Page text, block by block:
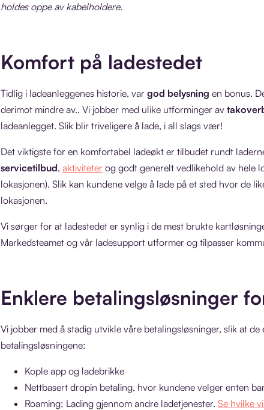
holdes oppe av kabelholdere.
Komfort på ladestedet
Tidlig i ladeanleggenes historie, var god belysning en bonus.
derimot mindre av.. Vi jobber med ulike utforminger av
ladeanlegget. Slik blir triveligere å lade, i all slags vær!
Det viktigste for en komfortabel ladeøkt er tilbudet rundt
servicetilbud, aktiviteter og godt generelt vedlikehold av hele
lokasjonen). Slik kan kundene velge å lade på et sted hvor de
lokasjonen.
Vi sørger for at ladestedet er synlig i de mest brukte
Markedsteamet og vår ladesupport utformer og tilpasser
Enklere betalingsløsninger
Vi jobber med å stadig utvikle våre betalingsløsninger, slik at
betalingsløsningene:
Kople app og ladebrikke
Nettbasert dropin betaling, hvor kundene velger enten
Roaming; Lading gjennom andre ladetjenester. Se hvilke